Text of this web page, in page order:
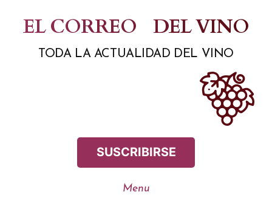
contenido
EL CORREO DEL VINO
TODA LA ACTUALIDAD DEL VINO
SUSCRIBIRSE